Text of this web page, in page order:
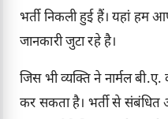
भर्ती निकली हुई हैं। यहां हम
जानकारी जुटा रहे है।
जिस भी व्यक्ति ने नार्मल
कर सकता है। भर्ती से